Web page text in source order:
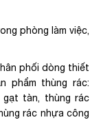
phòng làm việc,
phối dòng thiết
phẩm thùng rác:
gạt tàn, thùng rác
rác nhựa công